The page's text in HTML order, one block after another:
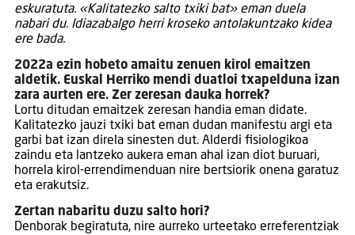
eskuratuta. «Kalitatezko salto txiki bat» eman duela
nabari du. Idiazabalgo herri kroseko antolakuntzako kidea
ere bada.
2022a ezin hobeto amaitu zenuen kirol emaitzen
aldetik. Euskal Herriko mendi duatloi txapelduna izan
zara aurten ere. Zer zeresan dauka horrek?
Lortu ditudan emaitzek zeresan handia eman didate.
Kalitatezko jauzi txiki bat eman dudan manifestu argi eta
garbi bat izan direla sinesten dut. Alderdi fisiologikoa
zaindu eta lantzeko aukera eman ahal izan diot buruari,
horrela kirol-errendimenduan nire bertsiorik onena garatuz
eta erakutsiz.
Zertan nabaritu duzu salto hori?
Denborak begiratuta, nire aurreko urteetako erreferentziak